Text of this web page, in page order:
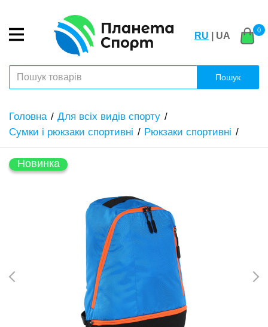
RU | UA
0
Пошук
Головна
Для всіх видів спорту
Сумки і рюкзаки спортивні
Рюкзаки спортивні
Новинка